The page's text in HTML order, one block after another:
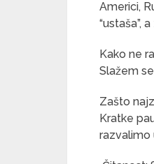
Americi,
“ustaša”,
Kako ne
Slažem
Zašto
Kratke
razvalimo